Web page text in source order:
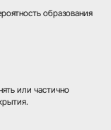
образования
или частично